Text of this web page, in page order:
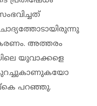
അത്തരം
യുവാക്കളെ
പറഞ്ഞു.